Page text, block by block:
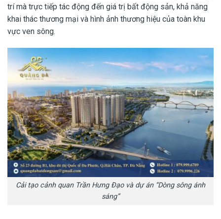
trí mà trực tiếp tác động đến giá trị bất động sản, khả năng
khai thác thương mại và hình ảnh thương hiệu của toàn khu
vực ven sông.
Cải tạo cảnh quan Trần Hưng Đạo và dự án “Dòng sông ánh
sáng”